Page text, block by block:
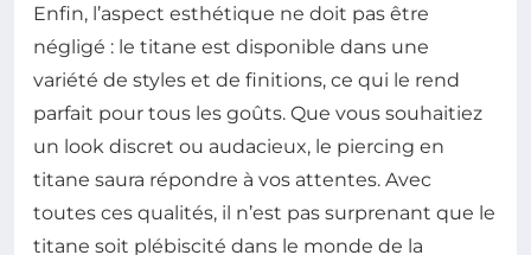
Enfin, l’aspect esthétique ne doit pas être
négligé : le titane est disponible dans une
variété de styles et de finitions, ce qui le rend
parfait pour tous les goûts. Que vous souhaitiez
un look discret ou audacieux, le piercing en
titane saura répondre à vos attentes. Avec
toutes ces qualités, il n’est pas surprenant que le
titane soit plébiscité dans le monde de la